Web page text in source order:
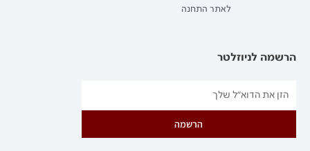
לאתר התחנה
הרשמה לניוזלטר
הרשמה